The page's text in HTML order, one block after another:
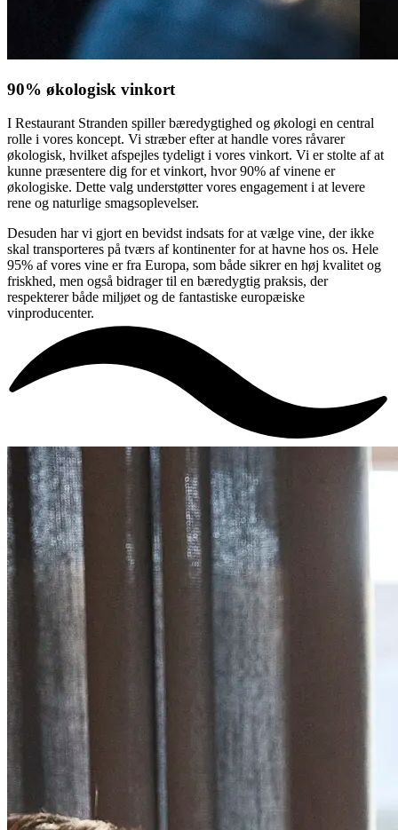
90% økologisk vinkort
I Restaurant Stranden spiller bæredygtighed og økologi en central
rolle i vores koncept. Vi stræber efter at handle vores råvarer
økologisk, hvilket afspejles tydeligt i vores vinkort. Vi er stolte af at
kunne præsentere dig for et vinkort, hvor 90% af vinene er
økologiske. Dette valg understøtter vores engagement i at levere
rene og naturlige smagsoplevelser.
Desuden har vi gjort en bevidst indsats for at vælge vine, der ikke
skal transporteres på tværs af kontinenter for at havne hos os. Hele
95% af vores vine er fra Europa, som både sikrer en høj kvalitet og
friskhed, men også bidrager til en bæredygtig praksis, der
respekterer både miljøet og de fantastiske europæiske
vinproducenter.